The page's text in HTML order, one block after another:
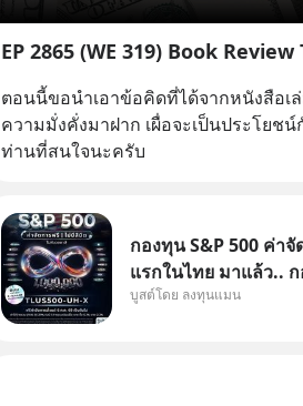
EP 2865 (WE 319) Book
ตอนนี้ขอนำเอาข้อคิดที่ได้จากหนังสือเ
ความมั่งคั่งมาฝาก เผื่อจะเป็นประโยช
ท่านที่สนใจนะครับ
กองทุน S&P 500 ค่า
แรกในไทย มาแล้ว..
แก้ Pain Point ใหญ่ข
บูสต์โดย ลงทุนแมน